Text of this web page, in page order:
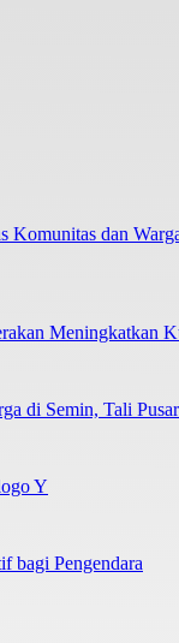
Komunitas dan
Meningkatkan
di Semin, Tali
Y
bagi Pengendara